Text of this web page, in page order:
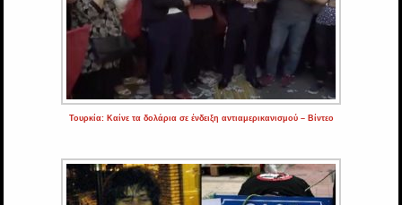
Τουρκία: Καίνε τα δολάρια σε ένδειξη αντιαμερικανισμού – Βίντεο